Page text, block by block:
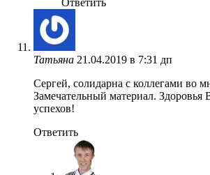
Татьяна 21.04.2019 в 7:31 дп
Сергей, солидарна с коллегами во
Замечательный материал. Здоровья
успехов!
Ответить